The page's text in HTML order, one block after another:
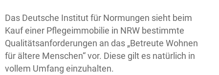
Das Deutsche Institut für Normungen sieht beim
Kauf einer Pflegeimmobilie in NRW bestimmte
Qualitätsanforderungen an das „Betreute Wohnen
für ältere Menschen“ vor. Diese gilt es natürlich in
vollem Umfang einzuhalten.